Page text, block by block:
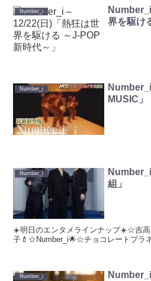
Number_i
界を駆け
Number_i
MUSIC」
Number_i
組」
☀️明日のエンタメラインナップ☀️☆吉
子💄☆Number_i🌟☆チョコレートプラ
Number_i